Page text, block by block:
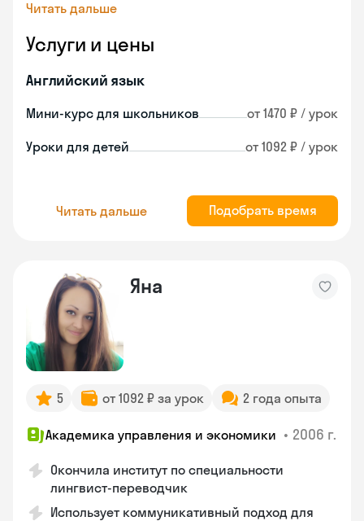
Читать дальше
Услуги и цены
Английский язык
Мини-курс для школьников от 1470 ₽ / урок
Уроки для детей от 1092 ₽ / урок
Читать дальше Подобрать время
Яна
5 от 1092 ₽ за урок 2 года опыта
Академика управления и экономики • 2006 г.
Окончила институт по специальности
лингвист-переводчик
Использует коммуникативный подход для